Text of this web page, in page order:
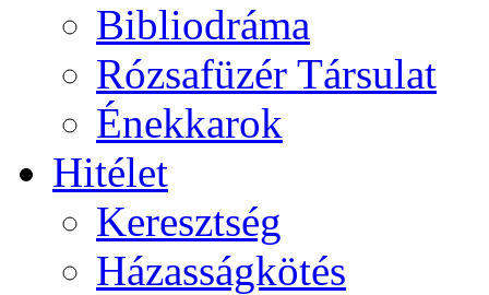
Bibliodráma
Rózsafüzér Társulat
Énekkarok
Hitélet
Keresztség
Házasságkötés